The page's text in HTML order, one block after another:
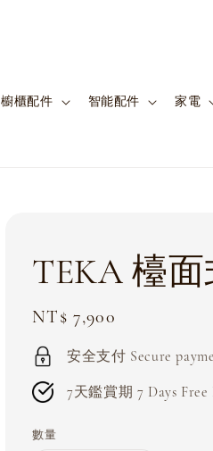
櫥櫃配件 智能配件 家電
TEKA 檯
Regular
price
NT$ 7,900
安全支付 Secure
7天鑑賞期 7 Days
數量